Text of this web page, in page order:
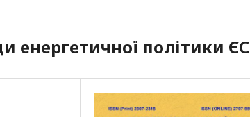
енергетичної політики ЄС